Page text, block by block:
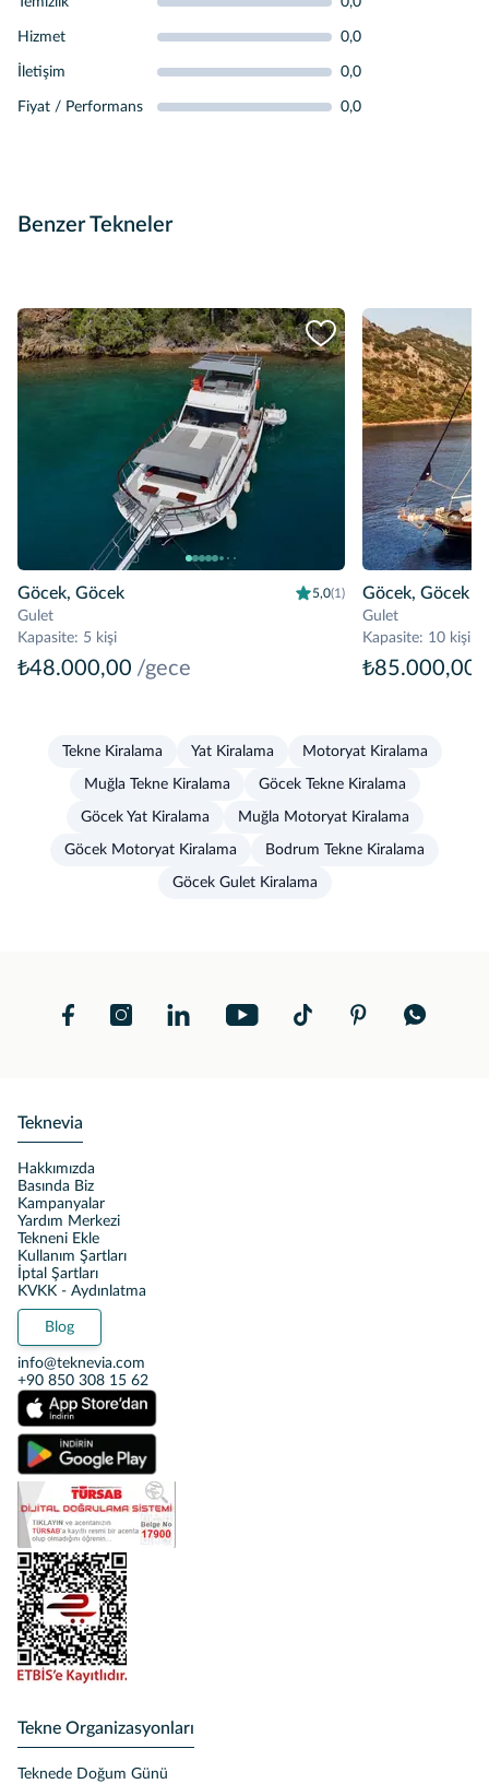
Hizmet 0,0
İletişim 0,0
Fiyat / Performans 0,0
Benzer Tekneler
Göcek, Göcek 5,0(1)
Gulet
Kapasite: 5 kişi
₺48.000,00 /gece
Göcek, Göcek
Gulet
Kapasite: 10 kişi
₺85.000,00
Tekne Kiralama Yat Kiralama Motoryat Kiralama
Muğla Tekne Kiralama Göcek Tekne Kiralama
Göcek Yat Kiralama Muğla Motoryat Kiralama
Göcek Motoryat Kiralama Bodrum Tekne Kiralama
Göcek Gulet Kiralama
Teknevia
Hakkımızda
Basında Biz
Kampanyalar
Yardım Merkezi
Tekneni Ekle
Kullanım Şartları
İptal Şartları
KVKK - Aydınlatma
Blog
info@teknevia.com
+90 850 308 15 62
Tekne Organizasyonları
Teknede Doğum Günü